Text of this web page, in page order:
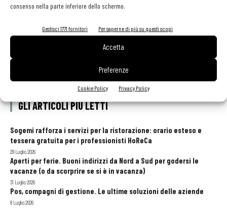
consenso nella parte inferiore dello schermo.
Gestisci 1771 fornitori Per saperne di più su questi scopi
Accetta
Preferenze
Cookie Policy Privacy Policy
GLI ARTICOLI PIÙ LETTI
Sogemi rafforza i servizi per la ristorazione: orario esteso e
tessera gratuita per i professionisti HoReCa
29 Luglio 2026
Aperti per ferie. Buoni indirizzi da Nord a Sud per godersi le
vacanze (o da scorprire se si è in vacanza)
31 Luglio 2026
Pos, compagni di gestione. Le ultime soluzioni delle aziende
8 Luglio 2026